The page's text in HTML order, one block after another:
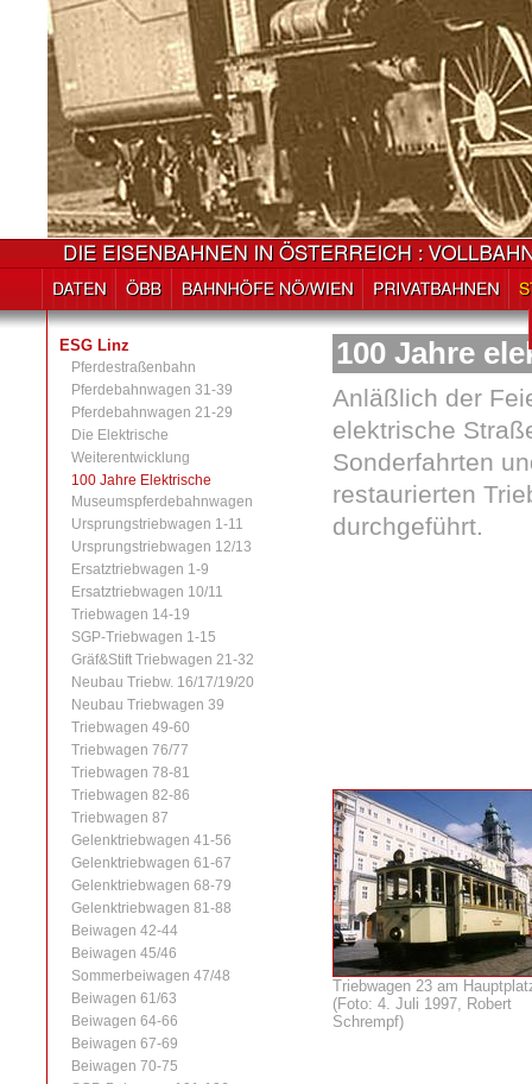
ESG Linz
Pferdestraßenbahn
Pferdebahnwagen 31-39
Pferdebahnwagen 21-29
Die Elektrische
Weiterentwicklung
100 Jahre Elektrische
Museumspferdebahnwagen
Ursprungstriebwagen 1-11
Ursprungstriebwagen 12/13
Ersatztriebwagen 1-9
Ersatztriebwagen 10/11
Triebwagen 14-19
SGP-Triebwagen 1-15
Gräf&Stift Triebwagen 21-32
Neubau Triebw. 16/17/19/20
Neubau Triebwagen 39
Triebwagen 49-60
Triebwagen 76/77
Triebwagen 78-81
Triebwagen 82-86
Triebwagen 87
Gelenktriebwagen 41-56
Gelenktriebwagen 61-67
Gelenktriebwagen 68-79
Gelenktriebwagen 81-88
Beiwagen 42-44
Beiwagen 45/46
Sommerbeiwagen 47/48
Beiwagen 61/63
Beiwagen 64-66
Beiwagen 67-69
Beiwagen 70-75
100 Jahre
Anläßlich der
elektrische
Sonderfahrten
restaurierten
durchgeführt.
Triebwagen 23 am
(Foto: 4. Juli 1997, Robert
Schrempf)